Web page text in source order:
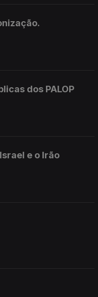
dos PALOP
e o Irão